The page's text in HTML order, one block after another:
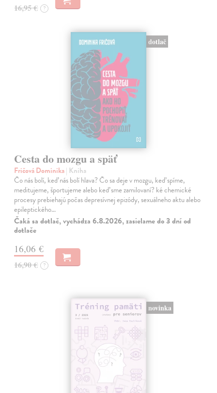
16,95 € ?
dotlač
Cesta do mozgu a späť
Fričová Dominika| Kniha
Čo nás bolí, keď nás bolí hlava? Čo sa deje v mozgu, keď spíme,
meditujeme, športujeme alebo keď sme zamilovaní? ké chemické
procesy prebiehajú počas depresívnej epizódy, sexuálneho aktu alebo
epileptického…
Čaká sa dotlač, vychádza 6.8.2026, zasielame do 3 dní od
dotlače
16,06 €
16,90 € ?
novinka